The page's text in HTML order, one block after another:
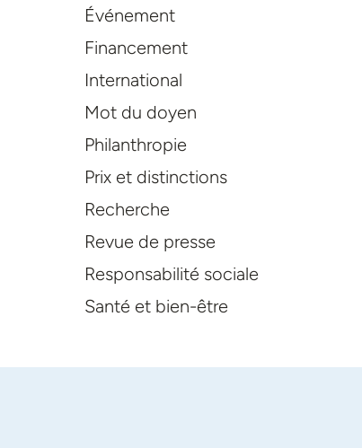
Événement
Financement
International
Mot du doyen
Philanthropie
Prix et distinctions
Recherche
Revue de presse
Responsabilité sociale
Santé et bien-être